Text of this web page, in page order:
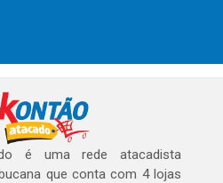
é uma rede atacadista
que conta com 4 lojas